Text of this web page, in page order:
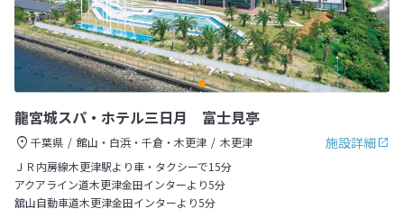
龍宮城スパ・ホテル三日月 富士見亭
施設詳細
千葉県 館山・白浜・千倉・木更津
木更津
ＪＲ内房線木更津駅より車・タクシーで15分
アクアライン道木更津金田インターより5分
舘山自動車道木更津金田インターより5分